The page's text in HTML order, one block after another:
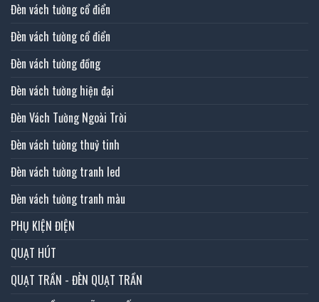
Đèn vách tường cổ điển
Đèn vách tường cổ điển
Đèn vách tường đồng
Đèn vách tường hiện đại
Đèn Vách Tường Ngoài Trời
Đèn vách tường thuỷ tinh
Đèn vách tường tranh led
Đèn vách tường tranh màu
PHỤ KIỆN ĐIỆN
QUẠT HÚT
QUẠT TRẦN - ĐÈN QUẠT TRẦN